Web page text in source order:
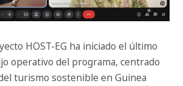
HOST-EG ha iniciado el último
operativo del programa, centrado
turismo sostenible en Guinea